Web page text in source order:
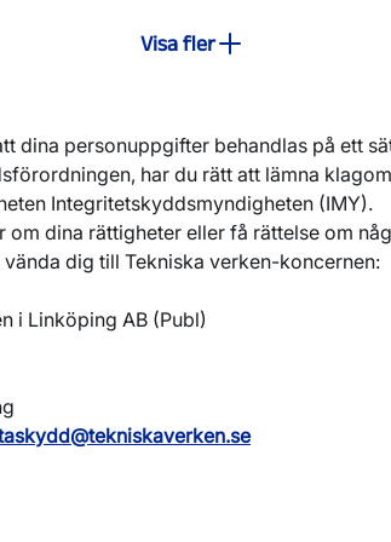
du rätt till dataportabilitet
Visa fler
dina personuppgifter behandlas på ett
har du rätt att lämna
Integritetskyddsmyndigheten (IMY).
om dina rättigheter eller få rättelse om
dig till Tekniska verken-koncernen:
i Linköping AB (Publ)